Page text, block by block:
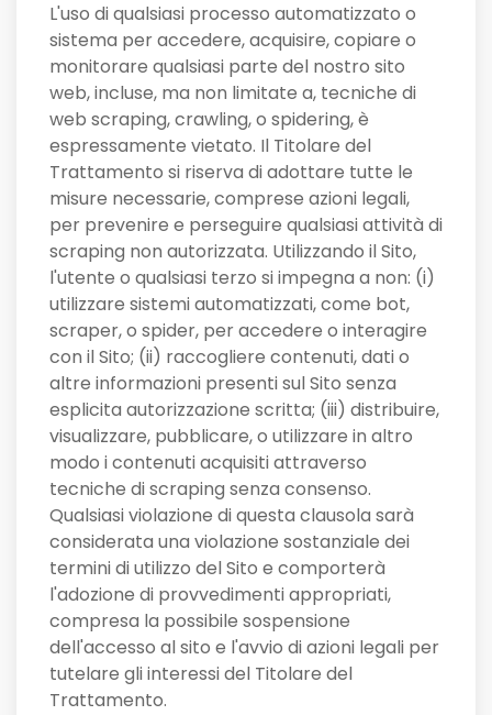
L'uso di qualsiasi processo automatizzato o
sistema per accedere, acquisire, copiare o
monitorare qualsiasi parte del nostro sito
web, incluse, ma non limitate a, tecniche di
web scraping, crawling, o spidering, è
espressamente vietato. Il Titolare del
Trattamento si riserva di adottare tutte le
misure necessarie, comprese azioni legali,
per prevenire e perseguire qualsiasi attività di
scraping non autorizzata. Utilizzando il Sito,
l'utente o qualsiasi terzo si impegna a non: (i)
utilizzare sistemi automatizzati, come bot,
scraper, o spider, per accedere o interagire
con il Sito; (ii) raccogliere contenuti, dati o
altre informazioni presenti sul Sito senza
esplicita autorizzazione scritta; (iii) distribuire,
visualizzare, pubblicare, o utilizzare in altro
modo i contenuti acquisiti attraverso
tecniche di scraping senza consenso.
Qualsiasi violazione di questa clausola sarà
considerata una violazione sostanziale dei
termini di utilizzo del Sito e comporterà
l'adozione di provvedimenti appropriati,
compresa la possibile sospensione
dell'accesso al sito e l'avvio di azioni legali per
tutelare gli interessi del Titolare del
Trattamento.